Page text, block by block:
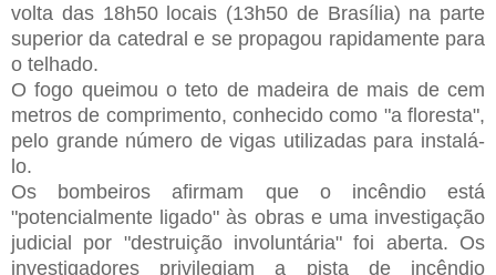
volta das 18h50 locais (13h50 de Brasília) na parte
superior da catedral e se propagou rapidamente para
o telhado.
O fogo queimou o teto de madeira de mais de cem
metros de comprimento, conhecido como "a floresta",
pelo grande número de vigas utilizadas para instalá-
lo.
Os bombeiros afirmam que o incêndio está
"potencialmente ligado" às obras e uma investigação
judicial por "destruição involuntária" foi aberta. Os
investigadores privilegiam a pista de incêndio